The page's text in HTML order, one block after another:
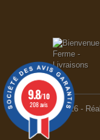
© 2026 -
9.8/10
208 avis